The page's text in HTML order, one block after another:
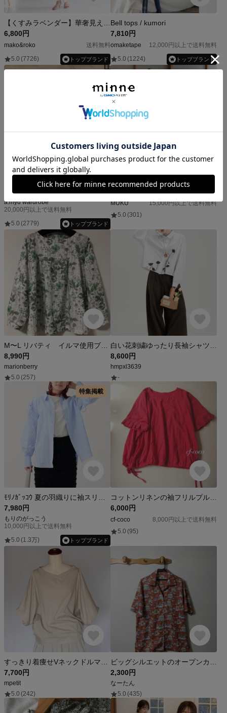
6,800円
mako&roko
送料無料
5.0 (7726) トップブランド
Bell tops / kumori
7,810円
omaketape
12,000円以上で送料無料
5.0 (1224) トップブランド
6,500円
a.myu wardrobe
20,000円以上で送料無料
5.0 (2779) トップブランド
MUKU
15,000円以上で送料無料
5.0 (301)
8,990円
marionberry
5.0 (257)
8,600円
hmpxl3639
-
特集掲載
7,980円
もりのがっこう
10,000円以上で送料無料
5.0 (1.3万) トップブランド
6,000円
cf-coco
8,000円以上で送料無料
5.0 (95)
7,700円
mpetit
5.0 (242)
2,300円
なーたん
5.0 (435)